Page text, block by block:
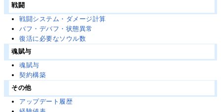
戦闘
戦闘システム・ダメージ計算
バフ・デバフ・状態異常
復活に必要なソウル数
魂賦与
魂賦与
契約構築
その他
アップデート履歴